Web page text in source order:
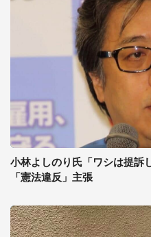
小林よしのり氏「ワシは提訴
「憲法違反」主張